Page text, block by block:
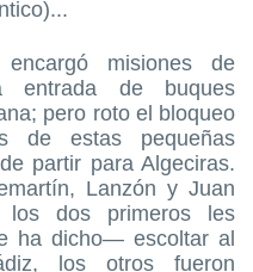
misiones de
entrada de buques
pero roto el bloqueo
de estas pequeñas
partir para Algeciras.
Lanzón y Juan
dos primeros les
ha dicho— escoltar al
los otros fueron